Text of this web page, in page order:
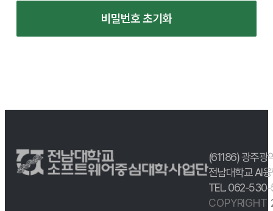
(61186) 광주광
전남대학교 AI
TEL. 062-
COPYRIGHT